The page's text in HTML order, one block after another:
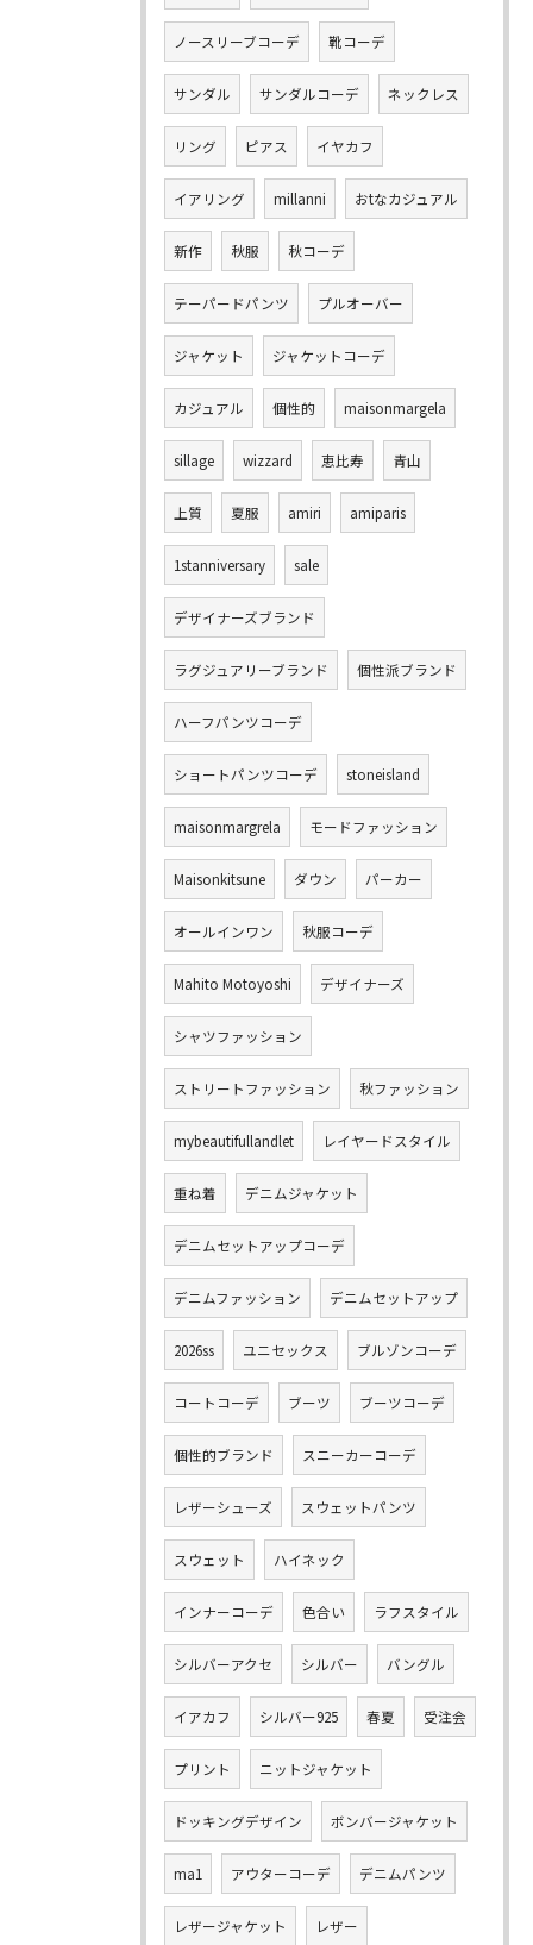
ノースリーブコーデ 靴コーデ
サンダル サンダルコーデ ネックレス
リング ピアス イヤカフ
イアリング millanni おtなカジュアル
新作 秋服 秋コーデ
テーパードパンツ プルオーバー
ジャケット ジャケットコーデ
カジュアル 個性的 maisonmargela
sillage wizzard 恵比寿 青山
上質 夏服 amiri amiparis
1stanniversary sale
デザイナーズブランド
ラグジュアリーブランド 個性派ブランド
ハーフパンツコーデ
ショートパンツコーデ stoneisland
maisonmargrela モードファッション
Maisonkitsune ダウン パーカー
オールインワン 秋服コーデ
Mahito Motoyoshi デザイナーズ
シャツファッション
ストリートファッション 秋ファッション
mybeautifullandlet レイヤードスタイル
重ね着 デニムジャケット
デニムセットアップコーデ
デニムファッション デニムセットアップ
2026ss ユニセックス ブルゾンコーデ
コートコーデ ブーツ ブーツコーデ
個性的ブランド スニーカーコーデ
レザーシューズ スウェットパンツ
スウェット ハイネック
インナーコーデ 色合い ラフスタイル
シルバーアクセ シルバー バングル
イアカフ シルバー925 春夏 受注会
プリント ニットジャケット
ドッキングデザイン ボンバージャケット
ma1 アウターコーデ デニムパンツ
レザージャケット レザー